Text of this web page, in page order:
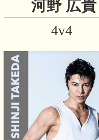
河野 広貴
4v4